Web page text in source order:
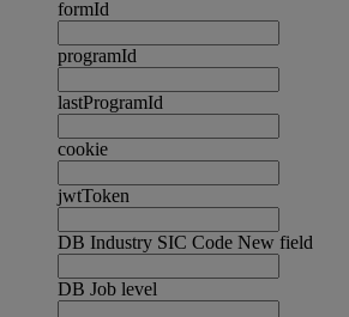
formId
programId
lastProgramId
cookie
jwtToken
DB Industry SIC Code New field
DB Job level